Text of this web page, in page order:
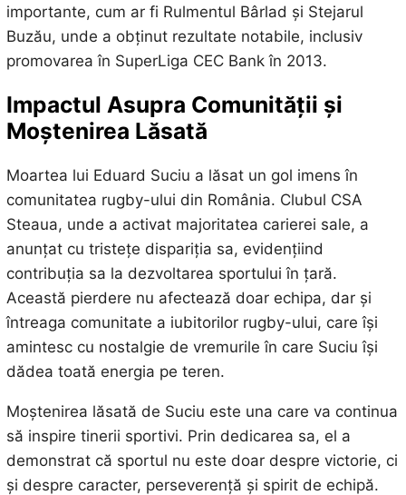
importante, cum ar fi Rulmentul Bârlad și Stejarul
Buzău, unde a obținut rezultate notabile, inclusiv
promovarea în SuperLiga CEC Bank în 2013.
Impactul Asupra Comunității și
Moștenirea Lăsată
Moartea lui Eduard Suciu a lăsat un gol imens în
comunitatea rugby-ului din România. Clubul CSA
Steaua, unde a activat majoritatea carierei sale, a
anunțat cu tristețe dispariția sa, evidențiind
contribuția sa la dezvoltarea sportului în țară.
Această pierdere nu afectează doar echipa, dar și
întreaga comunitate a iubitorilor rugby-ului, care își
amintesc cu nostalgie de vremurile în care Suciu își
dădea toată energia pe teren.
Moștenirea lăsată de Suciu este una care va continua
să inspire tinerii sportivi. Prin dedicarea sa, el a
demonstrat că sportul nu este doar despre victorie, ci
și despre caracter, perseverență și spirit de echipă.